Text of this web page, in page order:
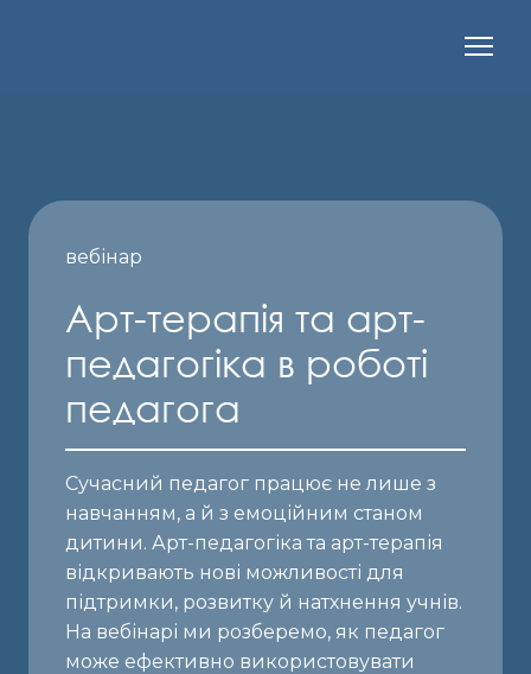
вебінар
Арт-терапія та арт-
педагогіка в роботі
педагога
Сучасний педагог працює не лише з
навчанням, а й з емоційним станом
дитини. Арт-педагогіка та арт-терапія
відкривають нові можливості для
підтримки, розвитку й натхнення учнів.
На вебінарі ми розберемо, як педагог
може ефективно використовувати